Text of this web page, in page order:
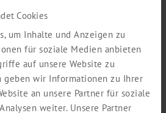
Cookies
um Inhalte und Anzeigen zu
für soziale Medien anbieten
auf unsere Website zu
geben wir Informationen zu Ihrer
an unsere Partner für soziale
weiter. Unsere Partner